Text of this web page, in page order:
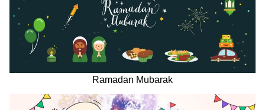
Ramadan Mubarak